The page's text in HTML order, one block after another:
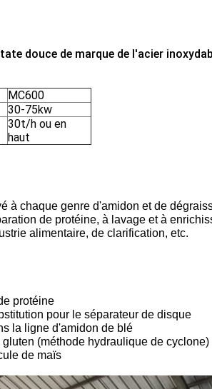
douce de marque de l'acier
MC600
30-75kw
30t/h ou en
haut
à chaque genre d'amidon et de
de protéine, à lavage et à
alimentaire, de clarification, etc.
protéine
pour le séparateur de disque
la ligne d'amidon de blé
(méthode hydraulique de cyclone)
de maïs